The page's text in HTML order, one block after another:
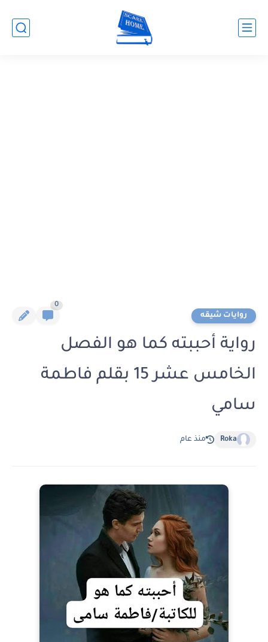
روايات شيقه
0
رواية أحببته كما هو الفصل
الخامس عشر 15 بقلم فاطمة
سامي
Roka منذ عام